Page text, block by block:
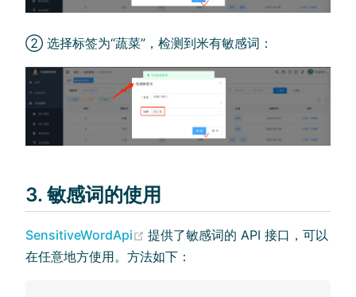
② 选择标签为“蔬菜”，检测到米有敏感词：
3. 敏感词的使用
SensitiveWordApi (opens new window)
提供了敏感词的 API 接口，可以
在任意地方使用。方法如下：